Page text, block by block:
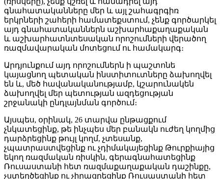
գնահատականները մեր և այլ շահագրգիռ
երկրների շահերի համատեքստում, չենք գործարկել
այդ գնահատականներն աշխարհաքաղաքական
և աշխարհատնտեսական որոշումների վերածող
ռազմավարական մոտեցում ու համակարգ։
Արդյունքում այդ որոշումներն ի պաշտոնե
կայացնող պետական ինստիտուտները ձախողվել
են և, մեծ հավանականությամբ, կշարունակեն
ձախողվել մեր պետության ազդեցության
շրջանակի ընդլայնման գործում։
Այսպես, օրինակ, 26 տարվա ընթացքում
չնկատեցինք, թե ինչպես մեր բանակն ուժեղ կողմից
դարձրեցինք թույլ կողմ, չտեսանք,
չպատրաստվեցինք ու չդիմակայեցինք Թուրքիայից
եկող ռազմական ռիսկին, գերագնահատեցինք
Ռուսաստանի հետ ռազմաքաղաքական դաշինքը,
չստեղծեցինք ու չիրացրեցինք Ռուսաստանի հետ